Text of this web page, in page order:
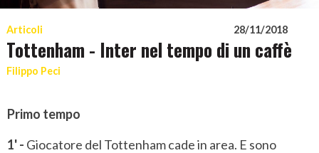
Articoli 28/11/2018
Tottenham - Inter nel tempo di un caffè
Filippo Peci
Primo tempo
1' - Giocatore del Tottenham cade in area. E sono